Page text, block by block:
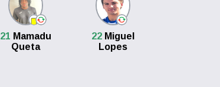
21 Mamadu
Queta
22 Miguel
Lopes